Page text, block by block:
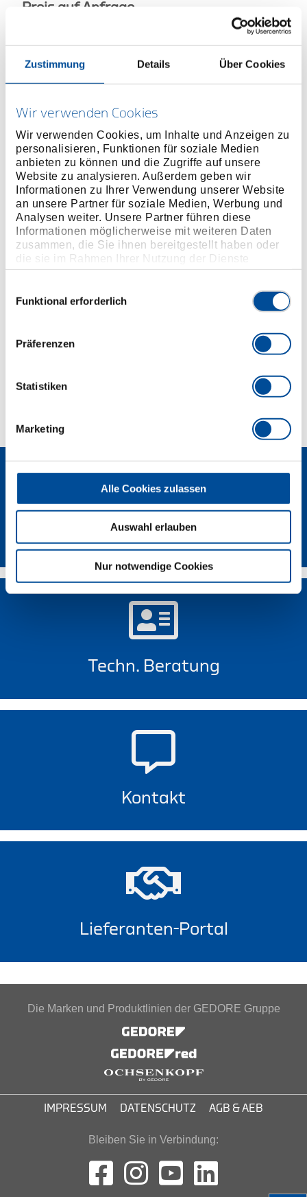
Zustimmung Details Über Cookies
Wir verwenden Cookies
Wir verwenden Cookies, um Inhalte und Anzeigen zu
personalisieren, Funktionen für soziale Medien
anbieten zu können und die Zugriffe auf unsere
Website zu analysieren. Außerdem geben wir
Informationen zu Ihrer Verwendung unserer Website
an unsere Partner für soziale Medien, Werbung und
Analysen weiter. Unsere Partner führen diese
Informationen möglicherweise mit weiteren Daten
zusammen, die Sie ihnen bereitgestellt haben oder
die sie im Rahmen Ihrer Nutzung der Dienste
gesammelt haben. Unsere vollständige
Funktional erforderlich
Präferenzen
Statistiken
Marketing
Alle Cookies zulassen
Auswahl erlauben
Nur notwendige Cookies
Preis auf Anfrage
VERTRIEBSPARTNETR
MEHR INFORMATIONEN ÜBER
HOCHMOMENTWERKZEUGE
Produktlinie
Produktbeschreibung
der Innensechskanteinsatz lässt sich direkt in den
Technische Eigenschaften
GEDORE Torque Solutions Log-In
Techn. Beratung
Kontakt
Lieferanten-Portal
Die Marken und Produktlinien der GEDORE Gruppe
IMPRESSUM DATENSCHUTZ AGB & AEB
Bleiben Sie in Verbindung: